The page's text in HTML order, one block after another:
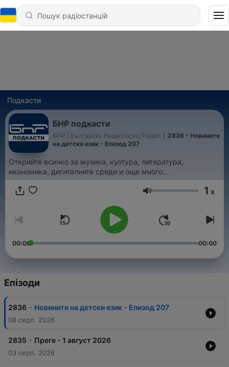
Подкасти
БНР подкасти
БНР | Българско Национално Радио
2836 - Новините
на детски език - Епизод 207
Открийте всичко за музика, култура, литература,
икономика, дигиталните среди и още много...
Гучність 1 x
00:00 00:00
Епізоди
2836 - Новините на детски език - Епизод 207
08 серп. 2026
2835 - Преге - 1 август 2026
03 серп. 2026